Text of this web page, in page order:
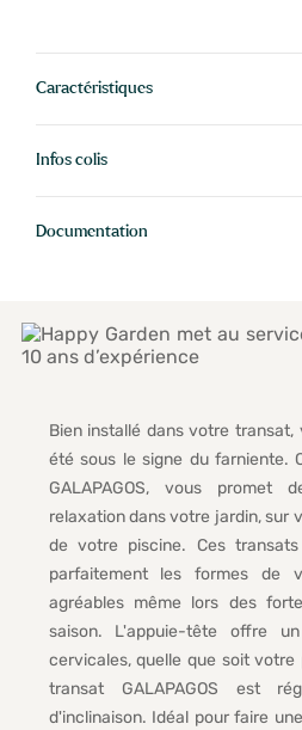
Caractéristiques
Infos colis
Documentation
Bien installé dans votre
été sous le signe du farniente.
GALAPAGOS, vous promet
relaxation dans votre jardin, sur
de votre piscine. Ces
parfaitement les formes de
agréables même lors des
saison. L'appuie-tête offre
cervicales, quelle que soit votre
transat GALAPAGOS est
d'inclinaison. Idéal pour faire